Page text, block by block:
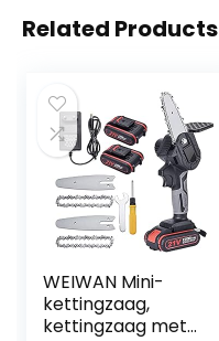
Related Products
WEIWAN Mini-
kettingzaag,
kettingzaag met